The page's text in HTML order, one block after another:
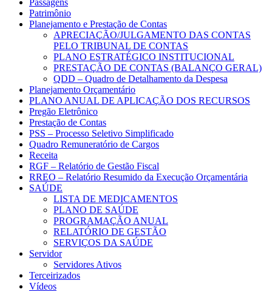
Patrimônio
Planejamento e Prestação de Contas
APRECIAÇÃO/JULGAMENTO DAS CONTAS
PELO TRIBUNAL DE CONTAS
PLANO ESTRATÉGICO INSTITUCIONAL
PRESTAÇÃO DE CONTAS (BALANÇO GERAL)
QDD – Quadro de Detalhamento da Despesa
Planejamento Orçamentário
PLANO ANUAL DE APLICAÇÃO DOS RECURSOS
Pregão Eletrônico
Prestação de Contas
PSS – Processo Seletivo Simplificado
Quadro Remuneratório de Cargos
Receita
RGF – Relatório de Gestão Fiscal
RREO – Relatório Resumido da Execução Orçamentária
SAÚDE
LISTA DE MEDICAMENTOS
PLANO DE SAÚDE
PROGRAMAÇÃO ANUAL
RELATÓRIO DE GESTÃO
SERVIÇOS DA SAÚDE
Servidor
Servidores Ativos
Terceirizados
Vídeos